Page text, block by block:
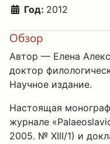
Год: 2012
Обзор
Автор — Елена
доктор
Научное издание.
Настоящая
журнале
2005. № XIII/1) и